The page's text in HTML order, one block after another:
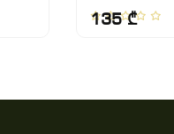
135 ₾